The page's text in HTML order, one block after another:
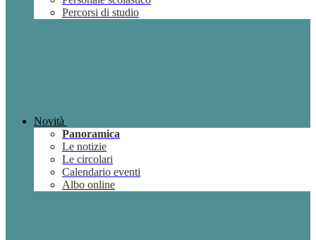
Percorsi di studio
Novità
Panoramica
Le notizie
Le circolari
Calendario eventi
Albo online